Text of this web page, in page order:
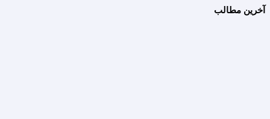
آخرین مطالب